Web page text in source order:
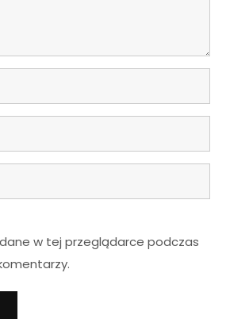
w tej przeglądarce podczas